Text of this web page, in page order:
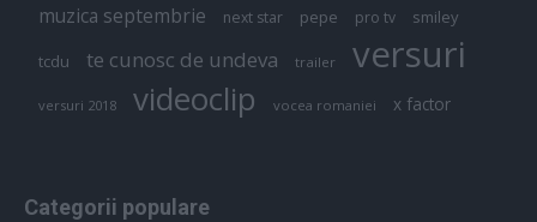
muzica septembrie next star pepe pro tv smiley
tcdu te cunosc de undeva trailer versuri
versuri 2018 videoclip vocea romaniei x factor
Categorii populare